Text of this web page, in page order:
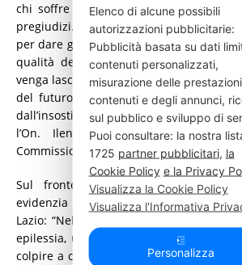
chi soffre di epilessia si difendono
pregiudizi. L’impegno parlamentare
per dare gambe e risorse a riforme che
qualità della vita delle persone,
venga lasciato solo di fronte alla
del futuro che serve e che va
dall’insostituibilità del servizio sanitario
l’On. Ilenia Malavasi, Deputata e
Commissione permanente Affari Sociali e
Sul fronte parlamentare regionale,
evidenzia la specificità e le azioni
Lazio: “Nel Lazio si stimano circa
epilessia, una patologia neurologica
colpire a ogni età, con un’incidenza
Elenco di alcune possibili
autorizzazioni pubblicitarie:
Pubblicità basata su dati
contenuti personalizzati,
misurazione delle
contenuti e degli annunci,
sul pubblico e sviluppo di
Puoi consultare: la nostra
1725 partner pubblicitari, la
Cookie Policy e la Privacy
Visualizza la Cookie Policy
Visualizza l'Informativa
Personalizza